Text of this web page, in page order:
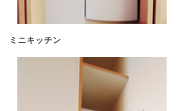
ミニキッチン